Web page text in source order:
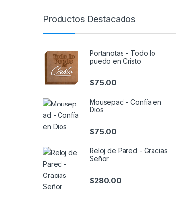
Productos Destacados
Portanotas - Todo lo
puedo en Cristo
$75.00
Mousepad - Confía en
Dios
$75.00
Reloj de Pared - Gracias
Señor
$280.00